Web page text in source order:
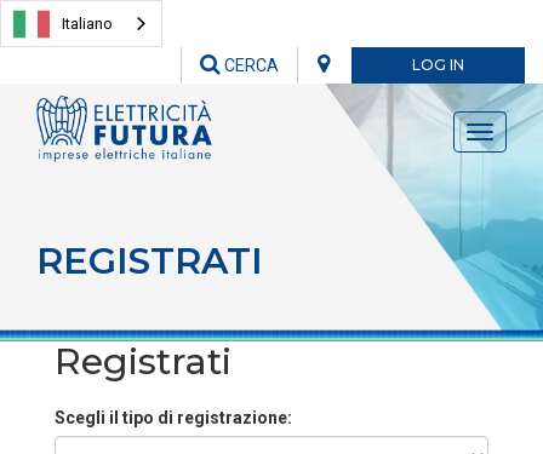
Italiano
LOG IN
CERCA
Toggle
REGISTRATI
Registrati
Scegli il tipo di registrazione: